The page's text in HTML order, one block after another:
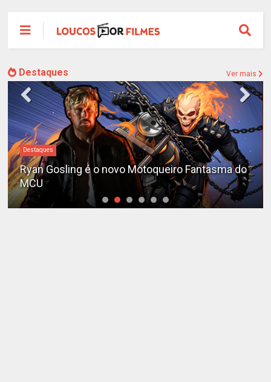
Destaques Ver mais
Destaques
Ryan Gosling é o novo Motoqueiro Fantasma do
MCU